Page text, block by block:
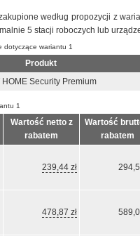
według propozycji z
5 stacji roboczych lub
dotyczące wariantu 1
Produkt
Security Premium
1
Wartość netto z
rabatem
Wartość
rabatem
239,44 zł
478,87 zł